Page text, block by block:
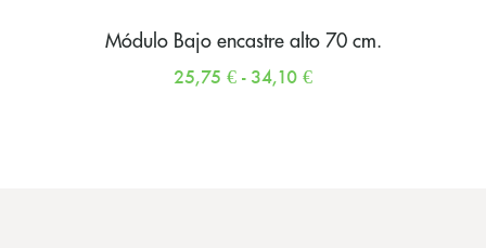
Módulo Bajo encastre alto 70 cm.
25,75 € - 34,10 €